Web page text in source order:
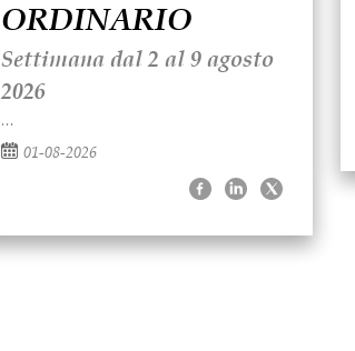
ORDINARIO
Settimana dal 2 al 9 agosto
2026
...
01-08-2026